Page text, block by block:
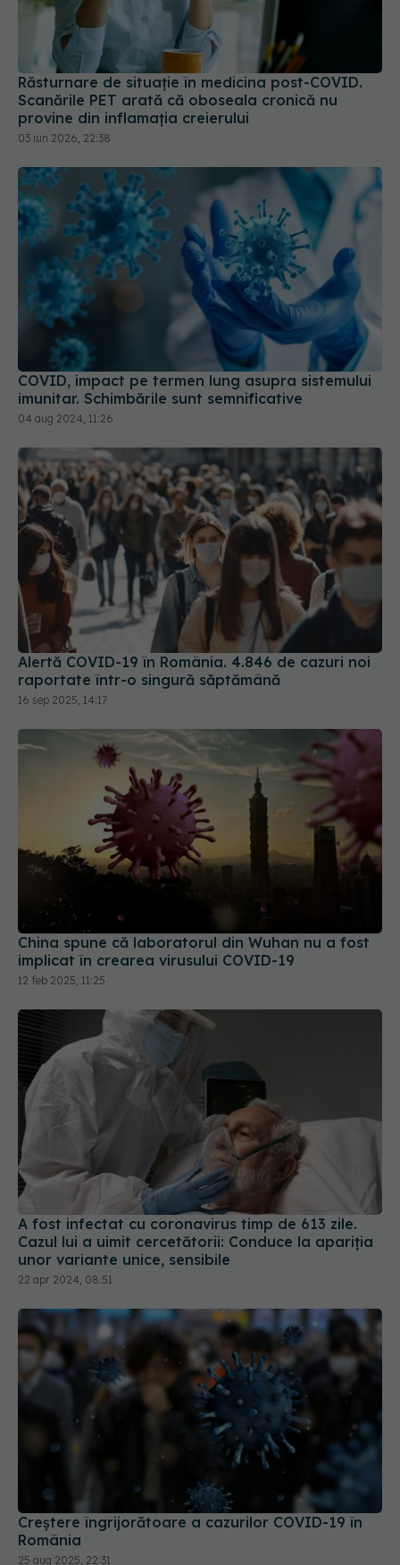
Răsturnare de situație în medicina post-COVID.
Scanările PET arată că oboseala cronică nu
provine din inflamația creierului
03 iun 2026, 22:38
COVID, impact pe termen lung asupra sistemului
imunitar. Schimbările sunt semnificative
04 aug 2024, 11:26
Alertă COVID-19 în România. 4.846 de cazuri noi
raportate într-o singură săptămână
16 sep 2025, 14:17
China spune că laboratorul din Wuhan nu a fost
implicat în crearea virusului COVID-19
12 feb 2025, 11:25
A fost infectat cu coronavirus timp de 613 zile.
Cazul lui a uimit cercetătorii: Conduce la apariția
unor variante unice, sensibile
Creștere îngrijorătoare a cazurilor COVID-19 în
25 aug 2025, 22:31